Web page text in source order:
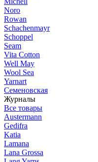
Noro
Rowan
Schachenmayr
Schoppel
Seam
Vita Cotton
Well May
Wool Sea
Yarnart
Семеновская
Журналы
Все товары
Austermann
Gedifra
Katia
Lamana
Lana Grossa